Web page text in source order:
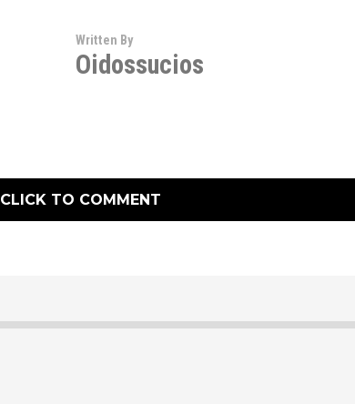
Written By
Oidossucios
CLICK TO COMMENT